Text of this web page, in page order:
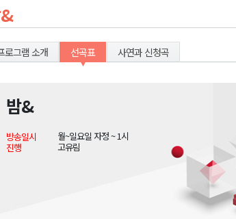
유치 건의
공동체"
폭력 사과
목
간담회
로그램 소개 선곡표 사연과 신청곡
밤&
방송일시
월~일요일 자정 ~ 1시
진행
고유림